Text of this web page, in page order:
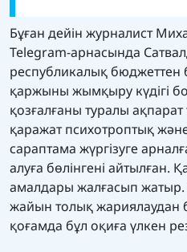
Бұған дейін журналист
Telegram-арнасында
республикалық бюджеттен
қаржыны жымқыру күдігі
қозғалғаны туралы
қаражат психотроптық және
сараптама жүргізуге
алуға бөлінгені айтылған.
амалдары жалғасып жатыр.
жайын толық жариялаудан
қоғамда бұл оқиға үлкен